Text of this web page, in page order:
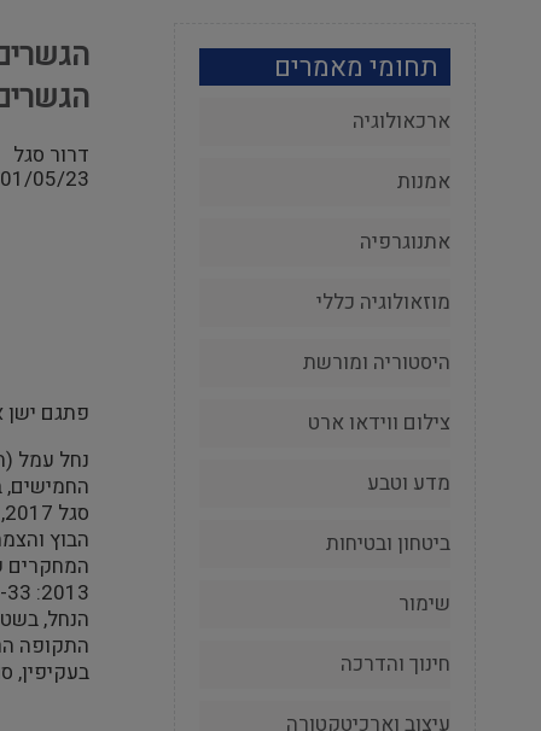
תחומי מאמרים
ארכאולוגיה
אמנות
אתנוגרפיה
מוזאולוגיה כללי
היסטוריה ומורשת
צילום ווידאו ארט
מדע וטבע
ביטחון ובטיחות
שימור
חינוך והדרכה
עיצוב וארכיטקטורה
דרור סגל
01/05/23
פתגם ישן
נחל עמל
סגל 2017,
הבוץ
המחקרים
2013: 31-33, 2019, קלונר וטפר 1987: 280-286,
הנחל, בשטח
התקופה
בעקיפין, סוג של גשר